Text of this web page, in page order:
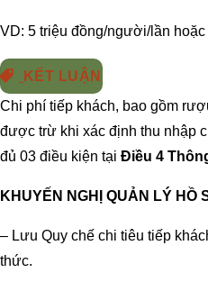
VD: 5 triệu đồng/người/lần hoặc
KẾT LUẬN
Chi phí tiếp khách, bao gồm
được trừ khi xác định thu nhập
đủ 03 điều kiện tại Điều 4
KHUYẾN NGHỊ QUẢN LÝ HỒ
– Lưu Quy chế chi tiêu tiếp
thức.